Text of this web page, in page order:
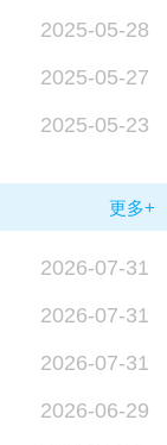
2025-05-28
2025-05-27
2025-05-23
更多+
2026-07-31
2026-07-31
2026-07-31
2026-06-29